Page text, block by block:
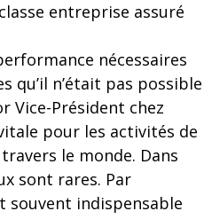
entreprise assuré
nécessaires
qu’il n’était pas possible
Vice-Président chez
pour les activités de
le monde. Dans
sont rares. Par
souvent indispensable